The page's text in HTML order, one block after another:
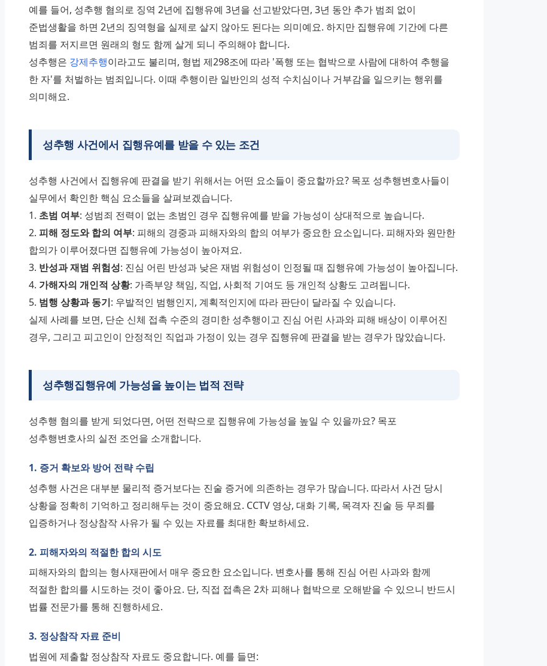
예를 들어, 성추행 혐의로 징역 2년에 집행유예 3년을 선고받았다면, 3년 동안 추가 범죄 없이
준법생활을 하면 2년의 징역형을 실제로 살지 않아도 된다는 의미예요. 하지만 집행유예 기간에 다른
범죄를 저지르면 원래의 형도 함께 살게 되니 주의해야 합니다.
성추행은 강제추행이라고도 불리며, 형법 제298조에 따라 '폭행 또는 협박으로 사람에 대하여 추행을
한 자'를 처벌하는 범죄입니다. 이때 추행이란 일반인의 성적 수치심이나 거부감을 일으키는 행위를
의미해요.
성추행 사건에서 집행유예를 받을 수 있는 조건
성추행 사건에서 집행유예 판결을 받기 위해서는 어떤 요소들이 중요할까요? 목포 성추행변호사들이
실무에서 확인한 핵심 요소들을 살펴보겠습니다.
1. 초범 여부: 성범죄 전력이 없는 초범인 경우 집행유예를 받을 가능성이 상대적으로 높습니다.
2. 피해 정도와 합의 여부: 피해의 경중과 피해자와의 합의 여부가 중요한 요소입니다. 피해자와 원만한
합의가 이루어졌다면 집행유예 가능성이 높아져요.
3. 반성과 재범 위험성: 진심 어린 반성과 낮은 재범 위험성이 인정될 때 집행유예 가능성이 높아집니다.
4. 가해자의 개인적 상황: 가족부양 책임, 직업, 사회적 기여도 등 개인적 상황도 고려됩니다.
5. 범행 상황과 동기: 우발적인 범행인지, 계획적인지에 따라 판단이 달라질 수 있습니다.
실제 사례를 보면, 단순 신체 접촉 수준의 경미한 성추행이고 진심 어린 사과와 피해 배상이 이루어진
경우, 그리고 피고인이 안정적인 직업과 가정이 있는 경우 집행유예 판결을 받는 경우가 많았습니다.
성추행집행유예 가능성을 높이는 법적 전략
성추행 혐의를 받게 되었다면, 어떤 전략으로 집행유예 가능성을 높일 수 있을까요? 목포
성추행변호사의 실전 조언을 소개합니다.
1. 증거 확보와 방어 전략 수립
성추행 사건은 대부분 물리적 증거보다는 진술 증거에 의존하는 경우가 많습니다. 따라서 사건 당시
상황을 정확히 기억하고 정리해두는 것이 중요해요. CCTV 영상, 대화 기록, 목격자 진술 등 무죄를
입증하거나 정상참작 사유가 될 수 있는 자료를 최대한 확보하세요.
2. 피해자와의 적절한 합의 시도
피해자와의 합의는 형사재판에서 매우 중요한 요소입니다. 변호사를 통해 진심 어린 사과와 함께
적절한 합의를 시도하는 것이 좋아요. 단, 직접 접촉은 2차 피해나 협박으로 오해받을 수 있으니 반드시
법률 전문가를 통해 진행하세요.
3. 정상참작 자료 준비
법원에 제출할 정상참작 자료도 중요합니다. 예를 들면: